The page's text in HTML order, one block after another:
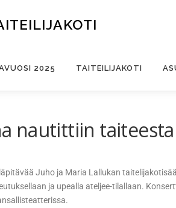
2025 TAITEILIJAKOTI
nautittiin
Juho ja Maria Lallukan
ja upealla ateljee-tilallaan.